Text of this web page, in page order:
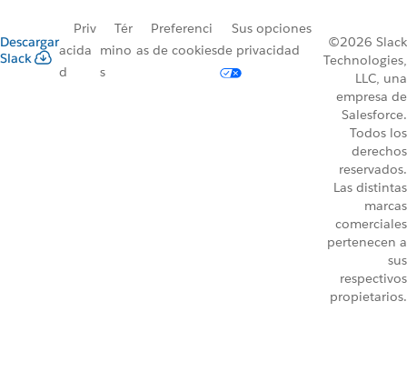
Descargar
Slack
Priv
acida
d
Tér
mino
s
Preferenci
as de cookies
Sus opciones
de privacidad
©2026 Slack
Technologies,
LLC, una
empresa de
Salesforce.
Todos los
derechos
reservados.
Las distintas
marcas
comerciales
pertenecen a
sus
respectivos
propietarios.